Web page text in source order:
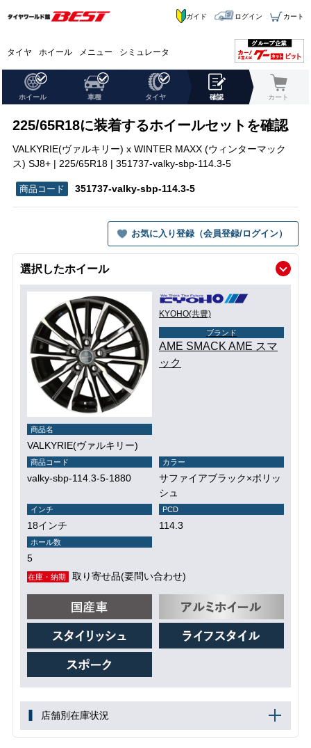
タイヤ ホイール メニュー シミュレータ
ガイド ログイン カート
ホイール 車種 タイヤ 確認 カート
225/65R18に装着するホイールセットを確認
VALKYRIE(ヴァルキリー) x WINTER MAXX (ウィンターマック
ス) SJ8+ | 225/65R18 | 351737-valky-sbp-114.3-5
351737-valky-sbp-114.3-5
お気に入り登録（会員登録/ログイン）
選択したホイール
KYOHO(共豊)
ブランド
AME SMACK AME スマ
ック
商品名
VALKYRIE(ヴァルキリー)
商品コード
valky-sbp-114.3-5-1880
カラー
サファイアブラック×ポリッ
シュ
インチ
18インチ
PCD
114.3
ホール数
5
在庫・納期 取り寄せ品(要問い合わせ)
店舗別在庫状況